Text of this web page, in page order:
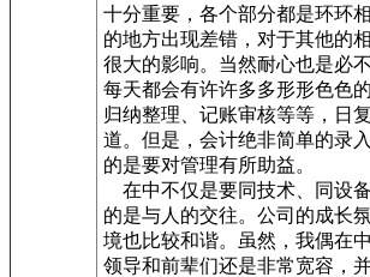
十分重要，各个部分都是环环
的地方出现差错，对于其他的
很大的影响。当然耐心也是必
每天都会有许许多多形形色色
归纳整理、记账审核等等，日
道。但是，会计绝非简单的录
的是要对管理有所助益。
在中不仅是要同技术、同设
的是与人的交往。公司的成长
境也比较和谐。虽然，我偶在
领导和前辈们还是非常宽容，